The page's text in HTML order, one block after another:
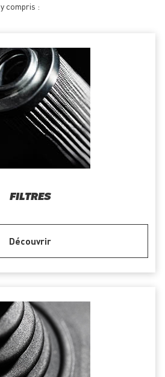
, y compris :
FILTRES
Découvrir